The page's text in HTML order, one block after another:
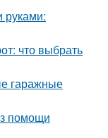
руками:
что выбрать
гаражные
помощи